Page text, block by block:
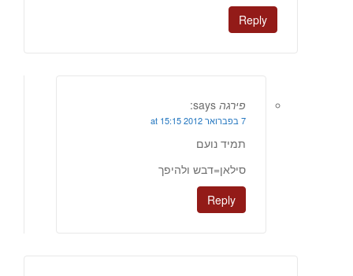
Reply
פירגה says:
7 בפברואר 2012 at 15:15
תמיד נועם
סילאן=דבש ולהיפך
Reply